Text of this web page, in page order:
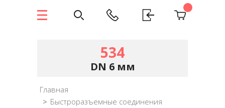
534
DN 6 мм
Главная
> Быстроразъемные соединения